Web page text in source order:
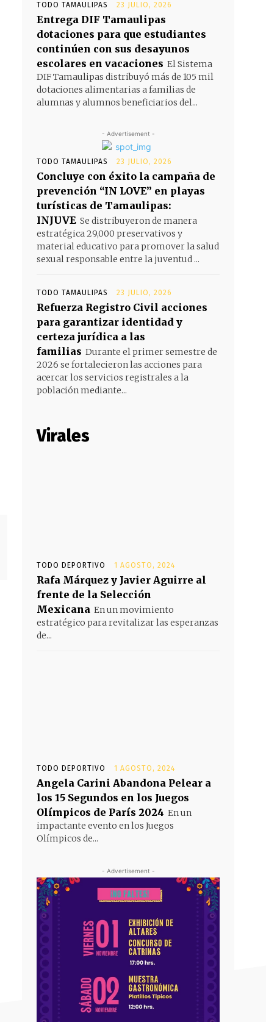
TODO TAMAULIPAS 23 JULIO, 2026
Entrega DIF Tamaulipas
dotaciones para que estudiantes
continúen con sus desayunos
escolares en vacaciones El Sistema
DIF Tamaulipas distribuyó más de 105 mil
dotaciones alimentarias a familias de
alumnas y alumnos beneficiarios del...
- Advertisement -
TODO TAMAULIPAS 23 JULIO, 2026
Concluye con éxito la campaña de
prevención “IN LOVE” en playas
turísticas de Tamaulipas:
INJUVE Se distribuyeron de manera
estratégica 29,000 preservativos y
material educativo para promover la salud
sexual responsable entre la juventud ...
TODO TAMAULIPAS 23 JULIO, 2026
Refuerza Registro Civil acciones
para garantizar identidad y
certeza jurídica a las
familias Durante el primer semestre de
2026 se fortalecieron las acciones para
acercar los servicios registrales a la
población mediante...
Virales
TODO DEPORTIVO 1 AGOSTO, 2024
Rafa Márquez y Javier Aguirre al
frente de la Selección
Mexicana En un movimiento
estratégico para revitalizar las esperanzas
de...
TODO DEPORTIVO 1 AGOSTO, 2024
Angela Carini Abandona Pelear a
los 15 Segundos en los Juegos
Olímpicos de París 2024 En un
impactante evento en los Juegos
Olímpicos de...
- Advertisement -